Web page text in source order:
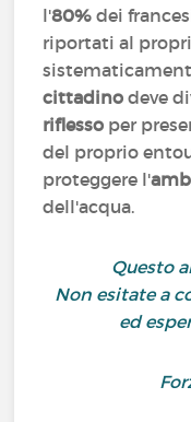
l'80% dei
riportati al
cittadino deve
riflesso per
del proprio
proteggere l'
dell'acqua.
Questo
Non esitate a
ed